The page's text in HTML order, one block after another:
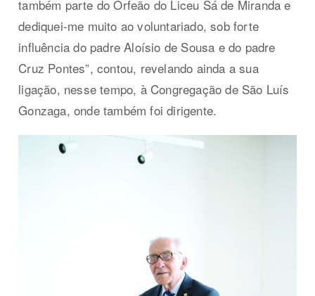
também parte do Orfeão do Liceu Sá de Miranda e
dediquei-me muito ao voluntariado, sob forte
influência do padre Aloísio de Sousa e do padre
Cruz Pontes”, contou, revelando ainda a sua
ligação, nesse tempo, à Congregação de São Luís
Gonzaga, onde também foi dirigente.